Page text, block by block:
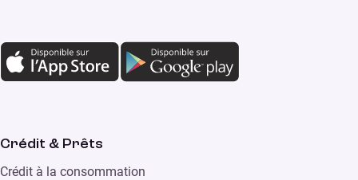
Crédit & Prêts
Crédit à la consommation